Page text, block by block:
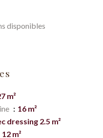
disponibles
m²
16 m²
dressing 2.5 m²
12 m²